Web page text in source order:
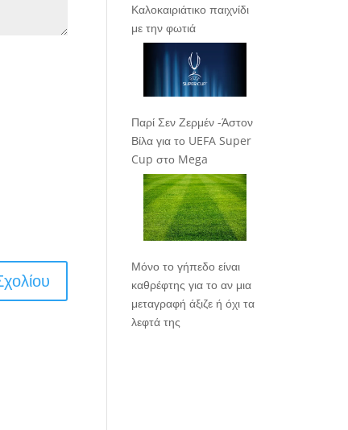
Καλοκαιριάτικο παιχνίδι
με την φωτιά
Παρί Σεν Ζερμέν -Άστον
Βίλα για το UEFA Super
Cup στο Mega
Μόνο το γήπεδο είναι
καθρέφτης για το αν μια
μεταγραφή άξιζε ή όχι τα
λεφτά της